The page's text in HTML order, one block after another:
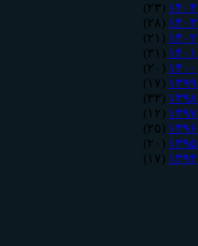
۱۴۰۴ (۲۳)
۱۴۰۳ (۲۸)
۱۴۰۲ (۲۱)
۱۴۰۱ (۳۱)
۱۴۰۰ (۲۰)
۱۳۹۹ (۱۷)
۱۳۹۸ (۳۳)
۱۳۹۷ (۱۲)
۱۳۹۶ (۲۵)
۱۳۹۵ (۲۰)
۱۳۹۴ (۱۷)